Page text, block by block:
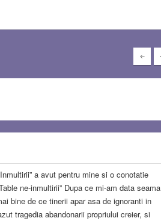
a avut pentru mine si o conotatie
ne-inmultirii” Dupa ce mi-am data seama
bine de ce tinerii apar asa de ignoranti in
tragedia abandonarii propriului creier, si